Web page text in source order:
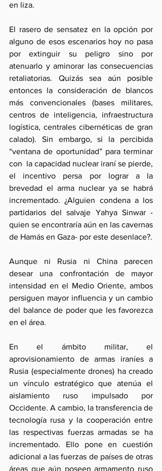
en liza.
El rasero de sensatez en la opción por
alguno de esos escenarios hoy no pasa
por extinguir su peligro sino por
atenuarlo y aminorar las consecuencias
retaliatorias. Quizás sea aún posible
entonces la consideración de blancos
más convencionales (bases militares,
centros de inteligencia, infraestructura
logística, centrales cibernéticas de gran
calado). Sin embargo, si la percibida
“ventana de oportunidad” para terminar
con  la capacidad nuclear iraní se pierde,
el incentivo persa por lograr a la
brevedad el arma nuclear ya se habrá
incrementado. ¿Alguien condena a los
partidarios del salvaje Yahya Sinwar -
quien se encontraría aún en las cavernas
de Hamás en Gaza- por este desenlace?.
Aunque ni Rusia ni China parecen
desear una confrontación de mayor
intensidad en el Medio Oriente, ambos
persiguen mayor influencia y un cambio
del balance de poder que les favorezca
en el área.
En el ámbito militar, el
aprovisionamiento de armas iraníes a
Rusia (especialmente drones) ha creado
un vínculo estratégico que atenúa el
aislamiento ruso impulsado por
Occidente. A cambio, la transferencia de
tecnología rusa y la cooperación entre
las respectivas fuerzas armadas se ha
incrementado. Ello pone en cuestión
adicional a las fuerzas de países de otras
áreas que aún poseen armamento ruso